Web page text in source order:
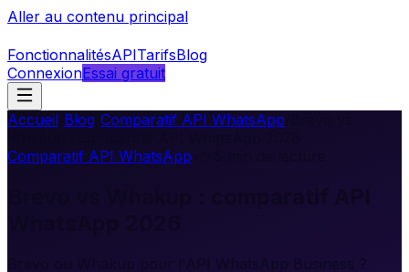
Aller au contenu principal
FonctionnalitésAPITarifsBlog
ConnexionEssai gratuit
Accueil Blog Comparatif API WhatsApp
Comparatif API WhatsApp
Brevo ou Whakup pour l'API WhatsApp Business ?